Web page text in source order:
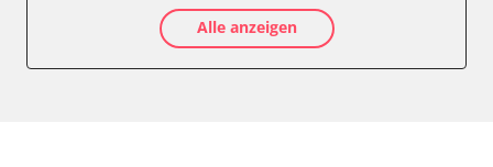
Fahrtrichtungskamera
Fernlichtassistent
AGR Ventil anlernen
Luftmassenmesser anlernen
Alle anzeigen